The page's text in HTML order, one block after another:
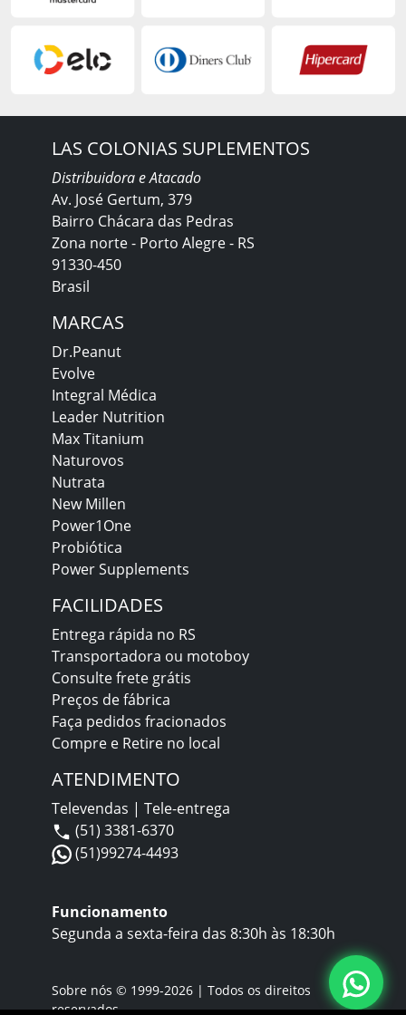
LAS COLONIAS SUPLEMENTOS
Distribuidora e Atacado
Av. José Gertum, 379
Bairro Chácara das Pedras
Zona norte - Porto Alegre - RS
91330-450
Brasil
MARCAS
Dr.Peanut
Evolve
Integral Médica
Leader Nutrition
Max Titanium
Naturovos
Nutrata
New Millen
Power1One
Probiótica
Power Supplements
FACILIDADES
Entrega rápida no RS
Transportadora ou motoboy
Consulte frete grátis
Preços de fábrica
Faça pedidos fracionados
Compre e Retire no local
ATENDIMENTO
Televendas | Tele-entrega
(51) 3381-6370
(51)99274-4493
Funcionamento
Segunda a sexta-feira das 8:30h às 18:30h
Sobre nós © 1999-2026 | Todos os direitos
reservados